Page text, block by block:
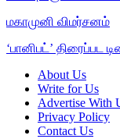
மகாமுனி விமர்சனம்
‘பானிபட்’ திரைப்பட
About Us
Write for Us
Advertise With
Privacy Policy
Contact Us